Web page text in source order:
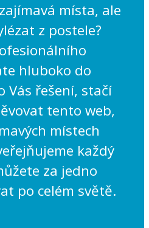
místa, ale
z postele?
hluboko do
Vás řešení, stačí
tento web,
místech
každý
za jedno
po celém světě.